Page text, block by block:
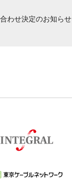
わせ決定のお知らせ